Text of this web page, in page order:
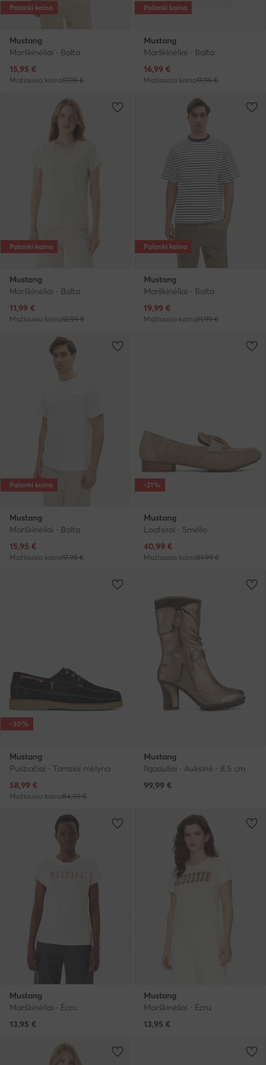
Palanki kaina
Mustang
Marškinėliai · Balta
Dabartinė kaina
15,95 €
Mažiausia kaina17,95 €
Palanki kaina
Mustang
Marškinėliai · Balta
Dabartinė kaina
16,99 €
Mažiausia kaina17,95 €
Palanki kaina
Mustang
Marškinėliai · Balta
Dabartinė kaina
11,99 €
Mažiausia kaina12,99 €
Palanki kaina
Mustang
Marškinėliai · Balta
Dabartinė kaina
19,99 €
Mažiausia kaina21,99 €
Palanki kaina
Mustang
Marškinėliai · Balta
Dabartinė kaina
15,95 €
Mažiausia kaina17,95 €
-21%
Mustang
Loaferai · Smėlio
Dabartinė kaina
40,99 €
Mažiausia kaina51,99 €
-30%
Mustang
Pusbačiai · Tamsiai mėlyna
Dabartinė kaina
58,99 €
Mažiausia kaina84,99 €
Mustang
Ilgaauliai · Auksinė · 8.5 cm
99,99 €
Mustang
Marškinėliai · Écru
13,95 €
Mustang
Marškinėliai · Écru
13,95 €